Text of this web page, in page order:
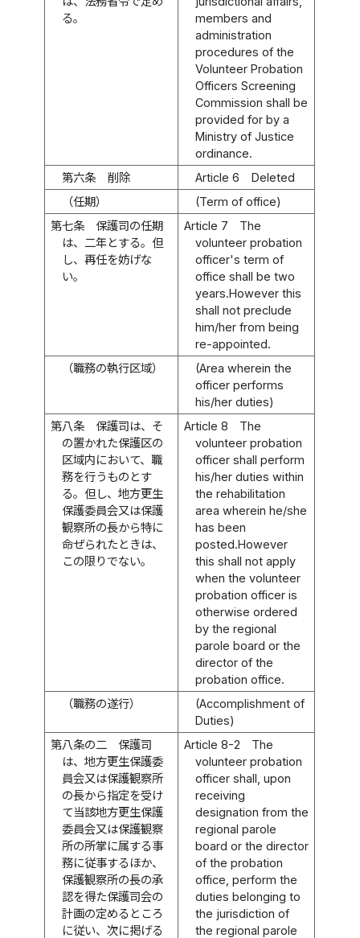
る。
members and
administration
procedures of the
Volunteer Probation
Officers Screening
Commission shall be
provided for by a
Ministry of Justice
ordinance.
第六条
削除 Article 6
Deleted
（任期）
(Term of office)
第七条
保護司の任期
は、二年とする。但
し、再任を妨げな
い。
Article 7
The
volunteer probation
officer's term of
office shall be two
years.However this
shall not preclude
him/her from being
re-appointed.
（職務の執行区域）
(Area wherein the
officer performs
his/her duties)
第八条
保護司は、そ
の置かれた保護区の
区域内において、職
務を行うものとす
る。但し、地方更生
保護委員会又は保護
観察所の長から特に
命ぜられたときは、
この限りでない。
Article 8
The
volunteer probation
officer shall perform
his/her duties within
the rehabilitation
area wherein he/she
has been
posted.However
this shall not apply
when the volunteer
probation officer is
otherwise ordered
by the regional
parole board or the
director of the
probation office.
（職務の遂行）
(Accomplishment of
Duties)
第八条の二
保護司
は、地方更生保護委
員会又は保護観察所
の長から指定を受け
て当該地方更生保護
委員会又は保護観察
所の所掌に属する事
務に従事するほか、
保護観察所の長の承
認を得た保護司会の
計画の定めるところ
に従い、次に掲げる
Article 8-2
The
volunteer probation
officer shall, upon
receiving
designation from the
regional parole
board or the director
of the probation
office, perform the
duties belonging to
the jurisdiction of
the regional parole